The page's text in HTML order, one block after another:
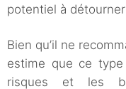
potentiel à
Bien qu’il ne
estime que ce type
risques et les